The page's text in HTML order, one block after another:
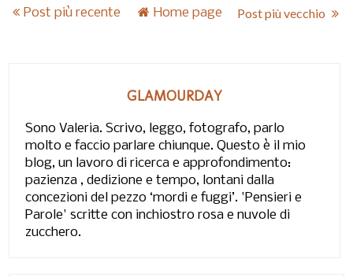
Post più recente Post più vecchio
Home page
GLAMOURDAY
Sono Valeria. Scrivo, leggo, fotografo, parlo
molto e faccio parlare chiunque. Questo è il mio
blog, un lavoro di ricerca e approfondimento:
pazienza , dedizione e tempo, lontani dalla
concezioni del pezzo ‘mordi e fuggi’. 'Pensieri e
Parole' scritte con inchiostro rosa e nuvole di
zucchero.